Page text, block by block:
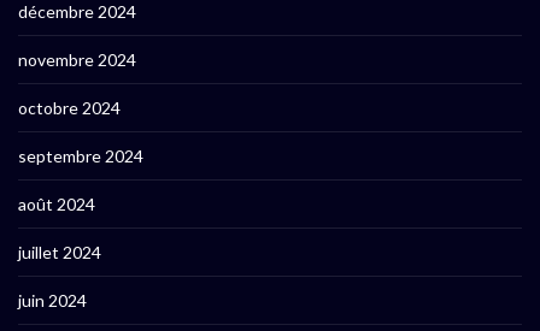
décembre 2024
novembre 2024
octobre 2024
septembre 2024
août 2024
juillet 2024
juin 2024